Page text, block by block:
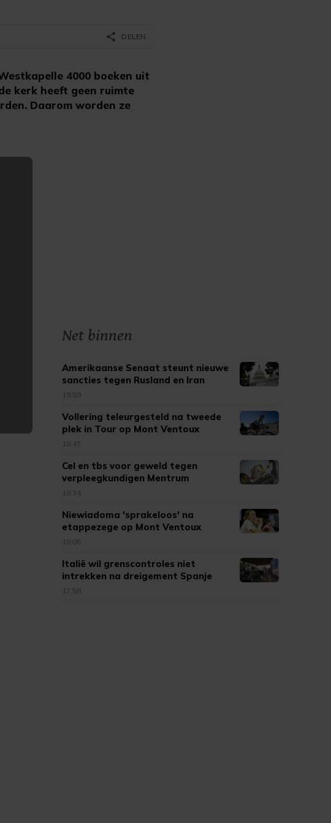
4000 boeken uit
kerk heeft geen ruimte
Daarom worden ze
share DELEN
Net binnen
Amerikaanse Senaat steunt nieuwe
sancties tegen Rusland en Iran
19:59
Vollering teleurgesteld na tweede
plek in Tour op Mont Ventoux
18:47
Cel en tbs voor geweld tegen
verpleegkundigen Mentrum
18:34
Niewiadoma 'sprakeloos' na
etappezege op Mont Ventoux
18:05
Italië wil grenscontroles niet
intrekken na dreigement Spanje
17:58